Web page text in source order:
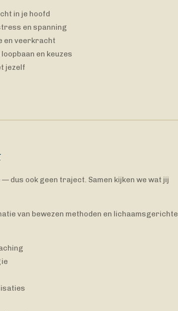
in je hoofd
en spanning
en veerkracht
en keuzes
jezelf
— dus ook geen traject. Samen kijken we wat jij
van bewezen methoden en lichaamsgerichte